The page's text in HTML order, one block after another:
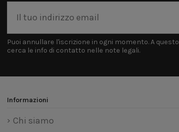
Puoi annullare l'iscrizione in ogni momento. A
cerca le info di contatto nelle note legali.
Informazioni
Chi siamo